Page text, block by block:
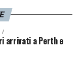
arrivati a Perth e